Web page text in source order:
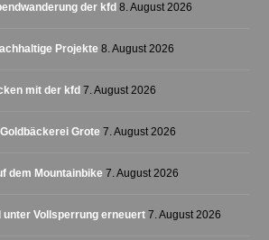
der kfd 8. August 2026
Projekte 8. August 2026
mit der kfd 7. August 2026
Grote 7. August 2026
dem Mountainbike 7. August 2026
Vollsperrung erneuert 7. August 2026